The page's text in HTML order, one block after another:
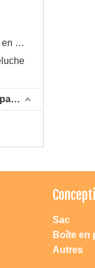
Décoration de la maison en peluche
Jouet d’ animaux de compagnie
Sac
Boîte en
Autres